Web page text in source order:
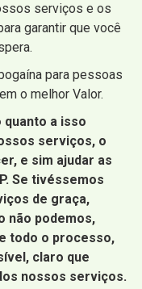
serviços e os
garantir que você
para pessoas
o melhor Valor.
a isso
serviços, o
e sim ajudar as
. Se tivéssemos
de graça,
não podemos,
todo o processo,
claro que
nossos serviços.